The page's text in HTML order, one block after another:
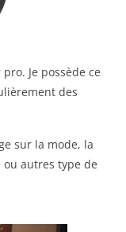
Je possède ce
des
sur la mode, la
autres type de